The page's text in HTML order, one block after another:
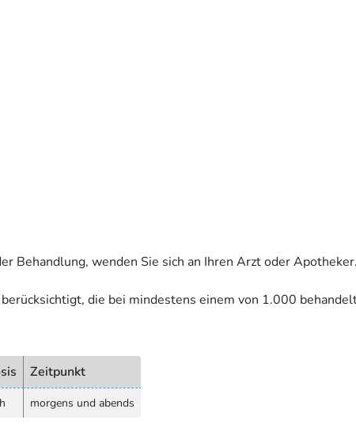
Behandlung, wenden Sie sich an Ihren Arzt oder Apotheker.
die bei mindestens einem von 1.000
Zeitpunkt
morgens und abends